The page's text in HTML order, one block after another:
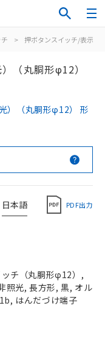
> 押ボタンスイッチ/表示灯
（丸胴形φ12）
）（丸胴形φ12） 形
日本語 PDF出力
チ（丸胴形φ12）,
照光, 長方形, 黒, オル
はんだづけ端子